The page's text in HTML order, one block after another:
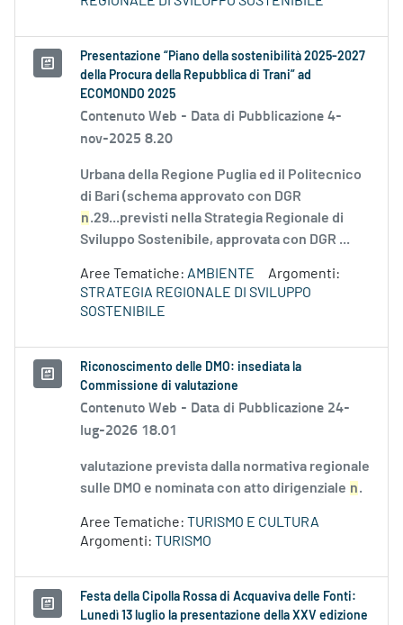
Presentazione “Piano della sostenibilità 2025-2027
della Procura della Repubblica di Trani” ad
ECOMONDO 2025
Contenuto Web - Data di Pubblicazione 4-
nov-2025 8.20
Urbana della Regione Puglia ed il Politecnico
di Bari (schema approvato con DGR
n.29...previsti nella Strategia Regionale di
Sviluppo Sostenibile, approvata con DGR ...
Aree Tematiche: AMBIENTE
Argomenti:
STRATEGIA REGIONALE DI SVILUPPO
SOSTENIBILE
Riconoscimento delle DMO: insediata la
Commissione di valutazione
Contenuto Web - Data di Pubblicazione 24-
lug-2026 18.01
valutazione prevista dalla normativa regionale
sulle DMO e nominata con atto dirigenziale n.
Aree Tematiche: TURISMO E CULTURA
Argomenti: TURISMO
Festa della Cipolla Rossa di Acquaviva delle Fonti:
Lunedì 13 luglio la presentazione della XXV edizione